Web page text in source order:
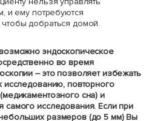
и ему потребуются
добраться домой.
эндоскопическое
во время
– это позволяет избежать
исследованию, повторного
сна) и
самого исследования. Если при
размеров (до 5 мм) Вы